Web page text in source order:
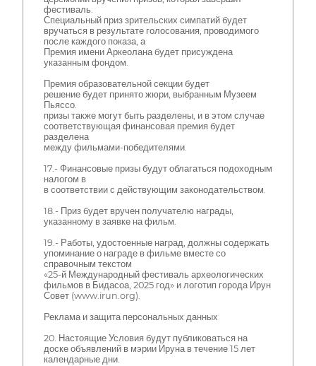
фестиваль.
Специальный приз зрительских симпатий будет
вручаться в результате голосования, проводимого
после каждого показа, а
Премия имени Аркеолана будет присуждена
указанным фондом.
Премия образовательной секции будет
решение будет принято жюри, выбранным Музеем
Пьяссо.
призы также могут быть разделены, и в этом случае
соответствующая финансовая премия будет
разделена
между фильмами-победителями.
17.- Финансовые призы будут облагаться подоходным
налогом в
в соответствии с действующим законодательством.
18.- Приз будет вручен получателю награды,
указанному в заявке на фильм.
19.- Работы, удостоенные наград, должны содержать
упоминание о награде в фильме вместе со
справочным текстом
«25-й Международный фестиваль археологических
фильмов в Бидасоа, 2025 год» и логотип города Ирун
Совет (www.irun.org).
Реклама и защита персональных данных
20. Настоящие Условия будут публиковаться на
доске объявлений в мэрии Ируна в течение 15 лет
календарные дни.